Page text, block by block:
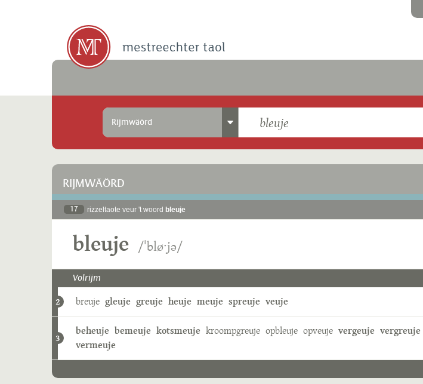
Rijmwäörd
RIJMWÄÖRD
17 rizzeltaote veur 't woord bleuje
bleuje /ˈbløˑjə/
Volrijm
2 breuje gleuje greuje heuje meuje spreuje veuje
3
beheuje bemeuje kotsmeuje kroompgreuje opbleuje opveuje vergeuje vergreuje
vermeuje